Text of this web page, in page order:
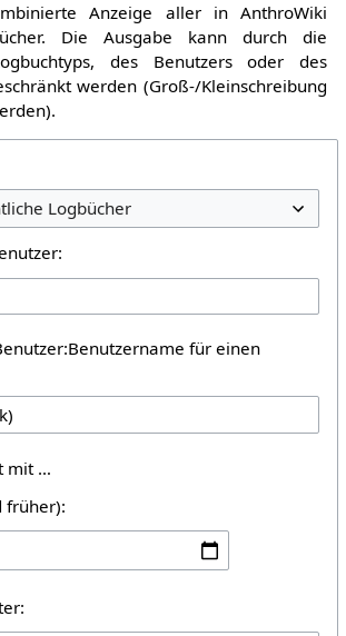
Anzeige aller in AnthroWiki
Die Ausgabe kann durch die
des Benutzers oder des
werden (Groß-/Kleinschreibung
für einen
mit …
früher):